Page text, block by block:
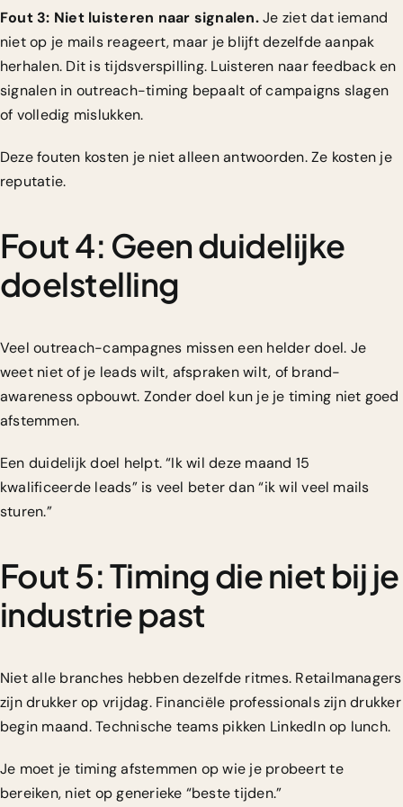
Fout 3: Niet luisteren naar signalen.Je ziet dat iemand
niet op je mails reageert, maar je blijft dezelfde aanpak
herhalen. Dit is tijdsverspilling. Luisteren naar feedback en
signalen in outreach-timing bepaalt of campaigns slagen
of volledig mislukken.
Deze fouten kosten je niet alleen antwoorden. Ze kosten je
reputatie.
Fout 4: Geen duidelijke
doelstelling
Veel outreach-campagnes missen een helder doel. Je
weet niet of je leads wilt, afspraken wilt, of brand-
awareness opbouwt. Zonder doel kun je je timing niet goed
afstemmen.
Een duidelijk doel helpt. “Ik wil deze maand 15
kwalificeerde leads” is veel beter dan “ik wil veel mails
sturen.”
Fout 5: Timing die niet bij je
industrie past
Niet alle branches hebben dezelfde ritmes. Retailmanagers
zijn drukker op vrijdag. Financiële professionals zijn drukker
begin maand. Technische teams pikken LinkedIn op lunch.
Je moet je timing afstemmen op wie je probeert te
bereiken, niet op generieke “beste tijden.”